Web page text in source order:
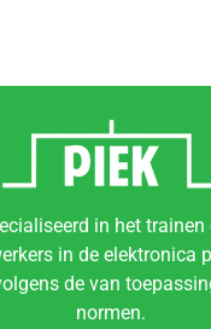
in het trainen
in de elektronica
de van
normen.